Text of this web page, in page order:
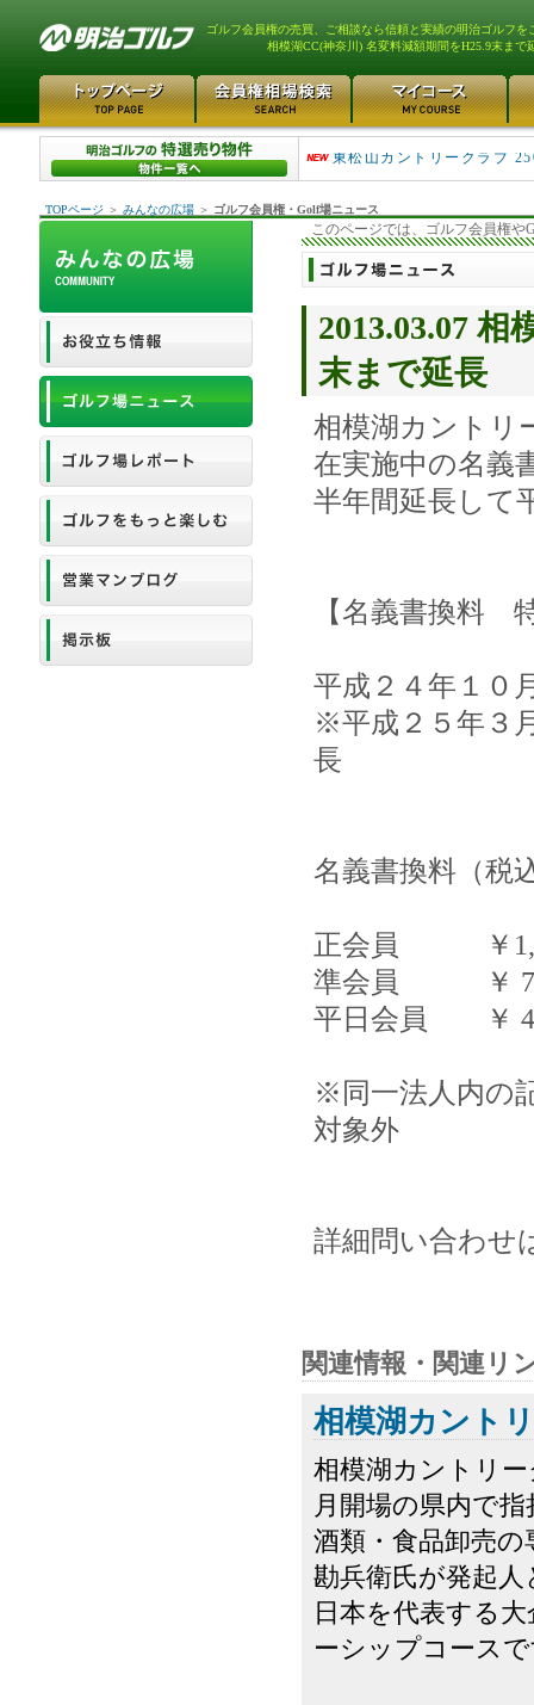
ゴルフ会員権の売買、ご相談なら信頼と実績の明治ゴルフを
相模湖CC(神奈川) 名変料減額期間をH25.9末まで
平塚富士見カントリーク
東松山カントリークラブ
TOPページ ＞ みんなの広場 ＞ ゴルフ会員権・Golf場ニュース
このページでは、ゴルフ会員権や
2013.03.07
末まで延長
相模湖カントリ
在実施中の名義
半年間延長して
【名義書換料
平成２４年１０
※平成２５年３
長
名義書換料（税
正会員 ￥
準会員 ￥
平日会員 ￥
※同一法人内の
対象外
詳細問い合わせ
関連情報・関連リ
相模湖カント
相模湖カントリ
月開場の県内で
酒類・食品卸売
勘兵衛氏が発起
日本を代表する
ーシップコース